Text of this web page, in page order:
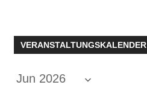
VERANSTALTUNGSKALENDER